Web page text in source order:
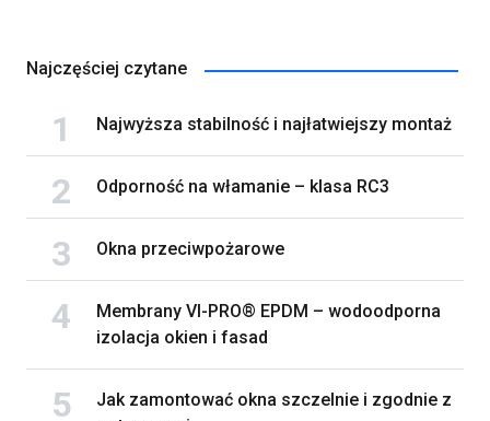
Najczęściej czytane
Najwyższa stabilność i najłatwiejszy montaż
Odporność na włamanie – klasa RC3
Okna przeciwpożarowe
Membrany VI-PRO® EPDM – wodoodporna
izolacja okien i fasad
Jak zamontować okna szczelnie i zgodnie z